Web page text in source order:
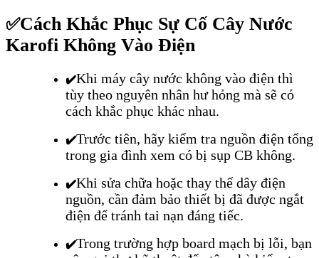
✅Cách Khắc Phục Sự Cố Cây Nước
Karofi Không Vào Điện
✔️Khi máy cây nước không vào điện thì
tùy theo nguyên nhân hư hỏng mà sẽ có
cách khắc phục khác nhau.
✔️Trước tiên, hãy kiểm tra nguồn điện tổng
trong gia đình xem có bị sụp CB không.
✔️Khi sửa chữa hoặc thay thế dây điện
nguồn, cần đảm bảo thiết bị đã được ngắt
điện để tránh tai nạn đáng tiếc.
✔️Trong trường hợp board mạch bị lỗi, bạn